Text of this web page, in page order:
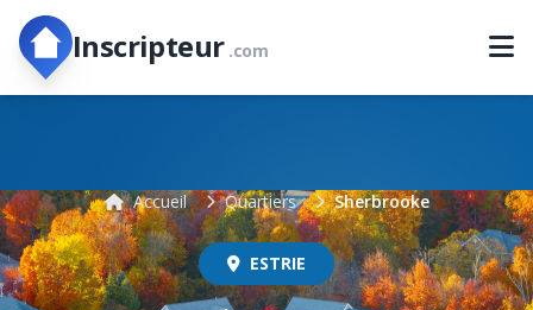
Inscripteur .com
Accueil Quartiers Sherbrooke
ESTRIE